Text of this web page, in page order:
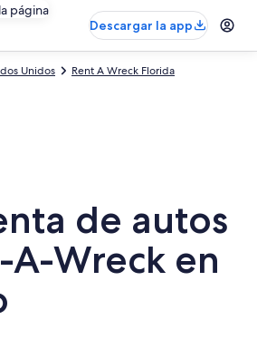
página
Descargar la app
Unidos Rent A Wreck Florida
de autos
A-Wreck en